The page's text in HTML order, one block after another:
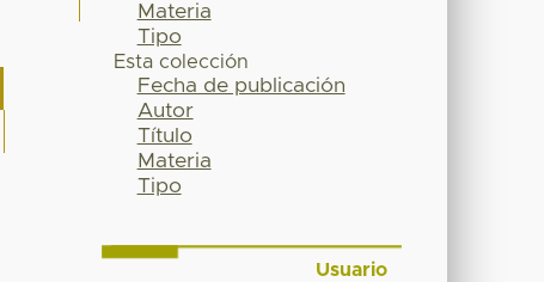
Materia
Tipo
Esta colección
Fecha de publicación
Autor
Título
Materia
Tipo
Usuario